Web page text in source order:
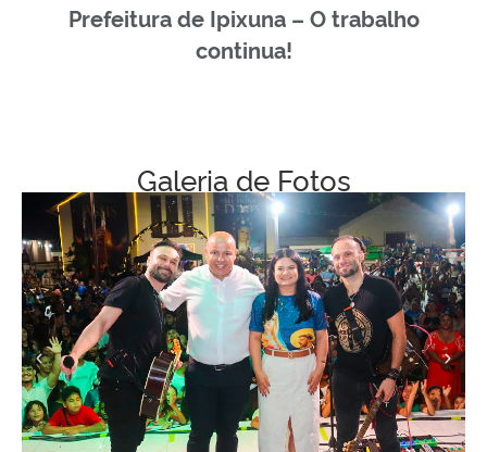
Prefeitura de Ipixuna – O trabalho
continua!
Galeria de Fotos